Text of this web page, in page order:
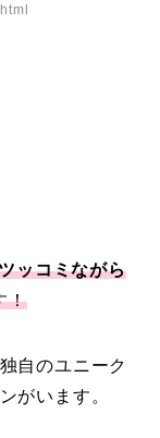
ッコミながら
！
自のユニーク
がいます。